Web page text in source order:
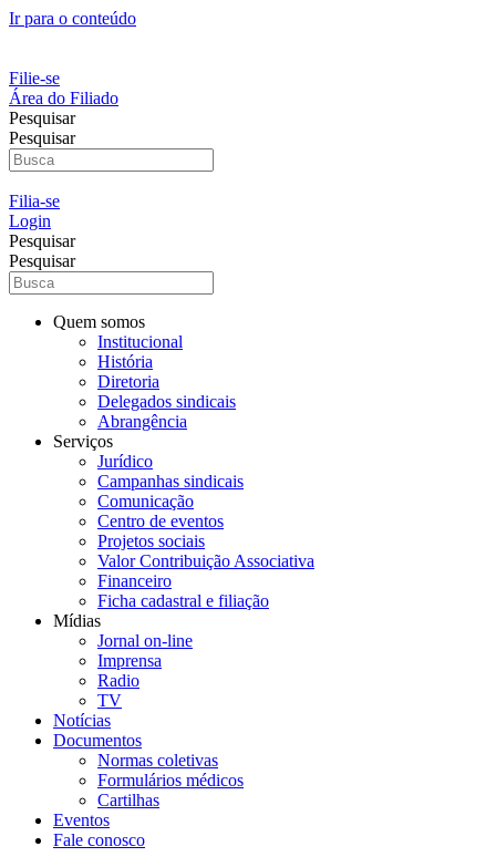
Ir para o conteúdo
Filie-se
Área do Filiado
Pesquisar
Pesquisar
Filia-se
Login
Pesquisar
Pesquisar
Quem somos
Institucional
História
Diretoria
Delegados sindicais
Abrangência
Serviços
Jurídico
Campanhas sindicais
Comunicação
Centro de eventos
Projetos sociais
Valor Contribuição Associativa
Financeiro
Ficha cadastral e filiação
Mídias
Jornal on-line
Imprensa
Radio
TV
Notícias
Documentos
Normas coletivas
Formulários médicos
Cartilhas
Eventos
Fale conosco